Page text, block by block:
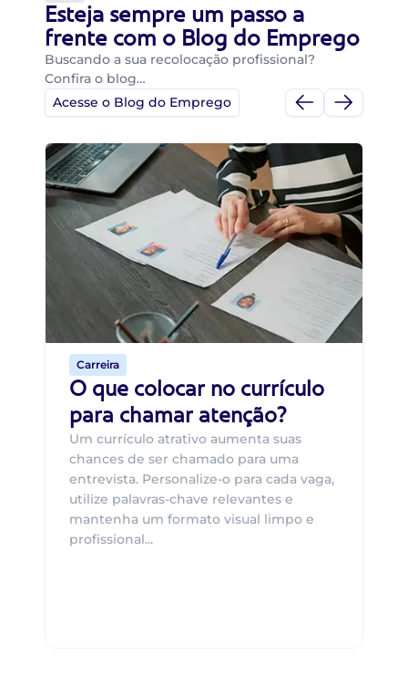
Esteja sempre um passo a
frente com o Blog do Emprego
Buscando a sua recolocação profissional?
Confira o blog…
Acesse o Blog do Emprego
Carreira
O que colocar no currículo
para chamar atenção?
Um currículo atrativo aumenta suas
chances de ser chamado para uma
entrevista. Personalize-o para cada vaga,
utilize palavras-chave relevantes e
mantenha um formato visual limpo e
profissional...